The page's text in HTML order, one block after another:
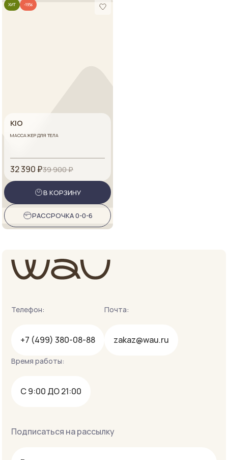
ХИТ -19%
KIO
МАССАЖЕР ДЛЯ ТЕЛА
32 390 ₽39 900 ₽
В КОРЗИНУ
РАССРОЧКА 0-0-6
Телефон:
+7 (499) 380-08-88
Почта:
zakaz@wau.ru
Время работы:
С 9:00 ДО 21:00
Подписаться на рассылку